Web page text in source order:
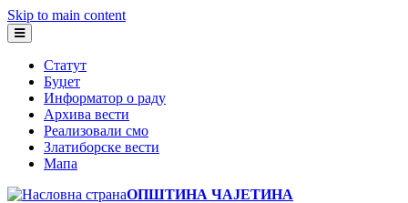
Skip to main content
Статут
Буџет
Информатор о раду
Архива вести
Реализовали смо
Златиборске вести
Мапа
ОПШТИНА ЧАЈЕТИНА